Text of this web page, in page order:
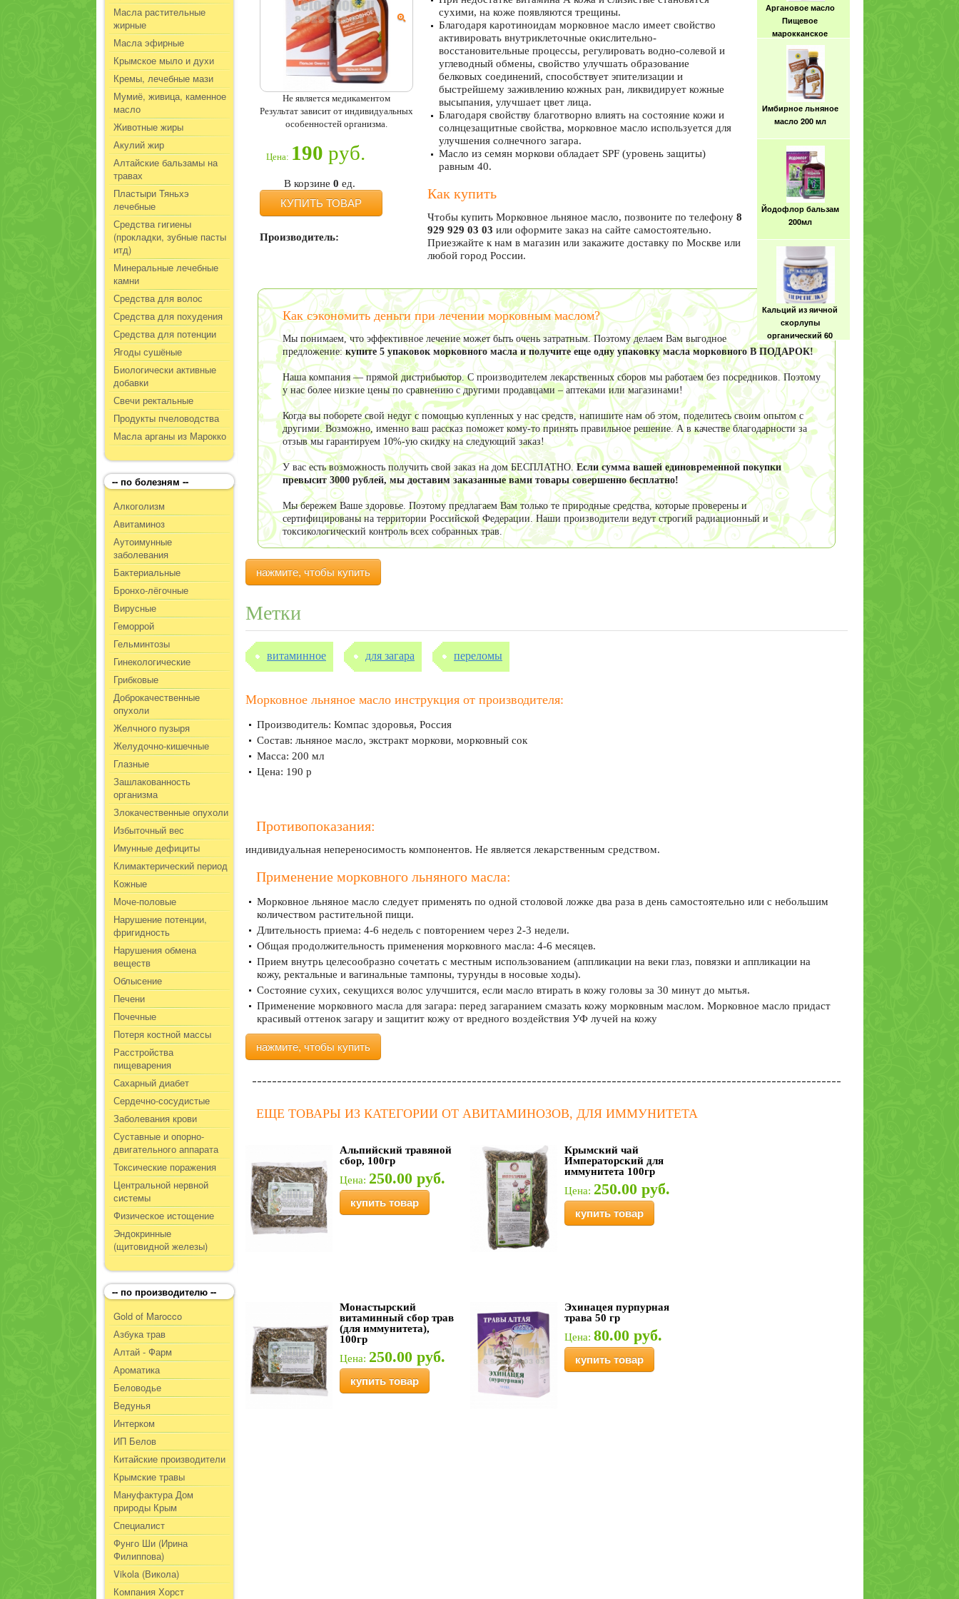
Масла растительные
жирные
Масла эфирные
Крымское мыло и духи
Кремы, лечебные мази
Мумиё, живица, каменное
масло
Животные жиры
Акулий жир
Алтайские бальзамы на
травах
Пластыри Тяньхэ
лечебные
Средства гигиены
(прокладки, зубные пасты
итд)
Минеральные лечебные
камни
Средства для волос
Средства для похудения
Средства для потенции
Ягоды сушёные
Биологически активные
добавки
Свечи ректальные
Продукты пчеловодства
Масла арганы из Марокко
-- по болезням --
Алкоголизм
Авитаминоз
Аутоимунные
заболевания
Бактериальные
Бронхо-лёгочные
Вирусные
Геморрой
Гельминтозы
Гинекологические
Грибковые
Доброкачественные
опухоли
Желчного пузыря
Желудочно-кишечные
Глазные
Зашлакованность
организма
Злокачественные опухоли
Избыточный вес
Имунные дефициты
Климактерический период
Кожные
Моче-половые
Нарушение потенции,
фригидность
Нарушения обмена
веществ
Облысение
Печени
Почечные
Потеря костной массы
Расстройства
пищеварения
Сахарный диабет
Сердечно-сосудистые
Заболевания крови
Суставные и опорно-
двигательного аппарата
Токсические поражения
Центральной нервной
системы
Физическое истощение
Эндокринные
(щитовидной железы)
-- по производителю --
Gold of Marocco
Азбука трав
Алтай - Фарм
Ароматика
Беловодье
Ведунья
Интерком
ИП Белов
Китайские производители
Крымские травы
Мануфактура Дом
природы Крым
Специалист
Фунго Ши (Ирина
Филиппова)
Vikola (Викола)
Компания Хорст
Аргановое масло
Пищевое
марокканское
класса премиум.
Gold of Marocco
250мл
Имбирное льняное
масло 200 мл
Йодофлор бальзам
200мл
Кальций из яичной
скорлупы
органический 60
капс
Формика. Масло
муравьиных яиц 60
капсул
Чесночное льняное
масло 200мл
Не является медикаментом
Результат зависит от индивидуальных
особенностей организма.
Цена: 190 руб.
В корзине 0 ед.
КУПИТЬ ТОВАР
Производитель:
сухими, на коже появляются трещины.
Благодаря каротиноидам морковное масло имеет свойство
активировать внутриклеточные окислительно-
восстановительные процессы, регулировать водно-солевой и
углеводный обмены, свойство улучшать образование
белковых соединений, способствует эпителизации и
быстрейшему заживлению кожных ран, ликвидирует кожные
высыпания, улучшает цвет лица.
Благодаря свойству благотворно влиять на состояние кожи и
солнцезащитные свойства, морковное масло используется для
улучшения солнечного загара.
Масло из семян моркови обладает SPF (уровень защиты)
равным 40.
Как купить
Чтобы купить Морковное льняное масло, позвоните по телефону 8
929 929 03 03 или оформите заказ на сайте самостоятельно.
Приезжайте к нам в магазин или закажите доставку по Москве или
любой город России.
Как сэкономить деньги при лечении морковным маслом?
Мы понимаем, что эффективное лечение может быть очень затратным. Поэтому делаем Вам выгодное
предложение:купите 5 упаковок морковного масла и получите еще одну упаковку масла морковного В ПОДАРОК!
Наша компания — прямой дистрибьютор. С производителем лекарственных сборов мы работаем без посредников. Поэтому
у нас более низкие цены по сравнению с другими продавцами – аптеками или магазинами!
Когда вы поборете свой недуг с помощью купленных у нас средств, напишите нам об этом, поделитесь своим опытом с
другими. Возможно, именно ваш рассказ поможет кому-то принять правильное решение. А в качестве благодарности за
отзыв мы гарантируем 10%-ую скидку на следующий заказ!
У вас есть возможность получить свой заказ на дом БЕСПЛАТНО. Если сумма вашей единовременной покупки
превысит 3000 рублей, мы доставим заказанные вами товары совершенно бесплатно!
Мы бережем Ваше здоровье. Поэтому предлагаем Вам только те природные средства, которые проверены и
сертифицированы на территории Российской Федерации. Наши производители ведут строгий радиационный и
токсикологический контроль всех собранных трав.
нажмите, чтобы купить
Метки
витаминное для загара переломы
Морковное льняное масло инструкция от производителя:
Производитель: Компас здоровья, Россия
Состав: льняное масло, экстракт моркови, морковный сок
Масса: 200 мл
Цена: 190 р
Противопоказания:
индивидуальная непереносимость компонентов. Не является лекарственным средством.
Применение морковного льняного масла:
Морковное льняное масло следует применять по одной столовой ложке два раза в день самостоятельно или с небольшим
количеством растительной пищи.
Длительность приема: 4-6 недель с повторением через 2-3 недели.
Общая продолжительность применения морковного масла: 4-6 месяцев.
Прием внутрь целесообразно сочетать с местным использованием (аппликации на веки глаз, повязки и аппликации на
кожу, ректальные и вагинальные тампоны, турунды в носовые ходы).
Состояние сухих, секущихся волос улучшится, если масло втирать в кожу головы за 30 минут до мытья.
Применение морковного масла для загара: перед загаранием смазать кожу морковным маслом. Морковное масло придаст
красивый оттенок загару и защитит кожу от вредного воздействия УФ лучей на кожу
нажмите, чтобы купить
ЕЩЕ ТОВАРЫ ИЗ КАТЕГОРИИ ОТ АВИТАМИНОЗОВ, ДЛЯ ИММУНИТЕТА
Альпийский травяной
сбор, 100гр
Цена: 250.00 руб.
купить товар
Крымский чай
Императорский для
иммунитета 100гр
Цена: 250.00 руб.
купить товар
Монастырский
витаминный сбор трав
(для иммунитета),
100гр
Цена: 250.00 руб.
купить товар
Эхинацея пурпурная
трава 50 гр
Цена: 80.00 руб.
купить товар